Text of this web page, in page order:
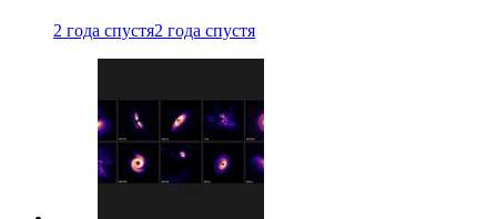
2 года спустя2 года спустя